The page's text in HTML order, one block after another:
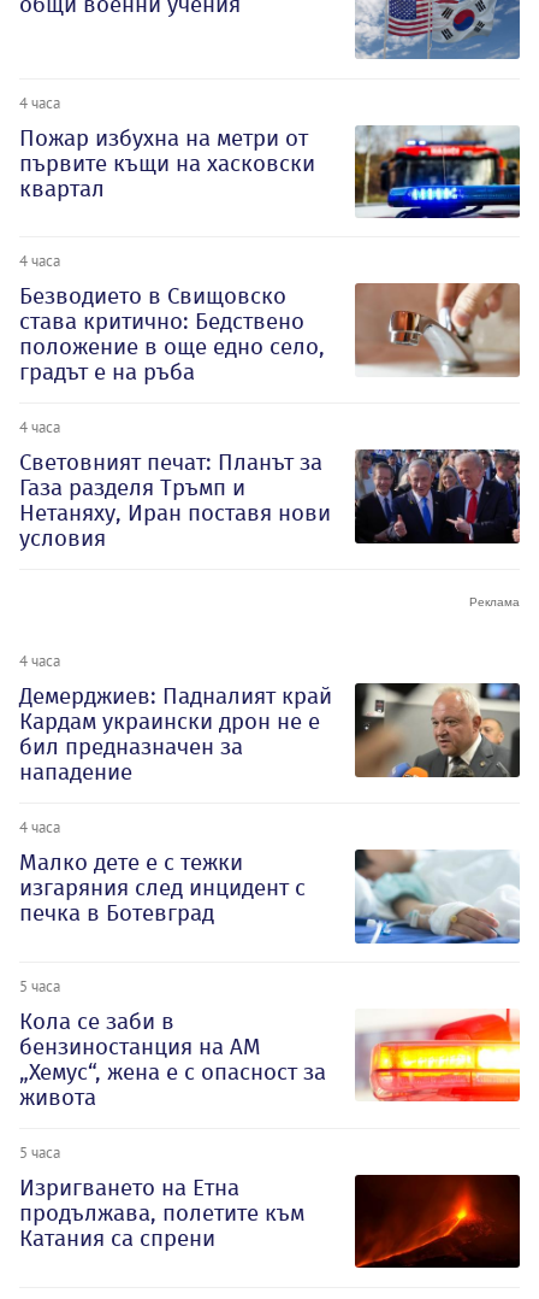
4 часа
Пожар избухна на метри от
първите къщи на хасковски
квартал
4 часа
Безводието в Свищовско
става критично: Бедствено
положение в още едно село,
градът е на ръба
4 часа
Световният печат: Планът за
Газа разделя Тръмп и
Нетаняху, Иран поставя нови
условия
4 часа
Демерджиев: Падналият край
Кардам украински дрон не е
бил предназначен за
нападение
4 часа
Малко дете е с тежки
изгаряния след инцидент с
печка в Ботевград
5 часа
Кола се заби в
бензиностанция на АМ
„Хемус“, жена е с опасност за
живота
5 часа
Изригването на Етна
продължава, полетите към
Катания са спрени